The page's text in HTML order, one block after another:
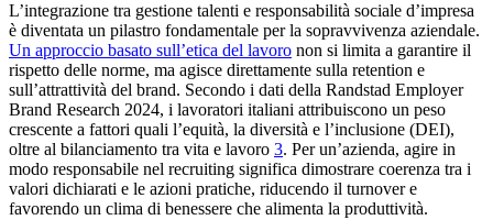
L’integrazione tra gestione talenti e responsabilità sociale d’impresa
è diventata un pilastro fondamentale per la sopravvivenza aziendale.
Un approccio basato sull’etica del lavoro non si limita a garantire il
rispetto delle norme, ma agisce direttamente sulla retention e
sull’attrattività del brand. Secondo i dati della Randstad Employer
Brand Research 2024, i lavoratori italiani attribuiscono un peso
crescente a fattori quali l’equità, la diversità e l’inclusione (DEI),
oltre al bilanciamento tra vita e lavoro 3. Per un’azienda, agire in
modo responsabile nel recruiting significa dimostrare coerenza tra i
valori dichiarati e le azioni pratiche, riducendo il turnover e
favorendo un clima di benessere che alimenta la produttività.